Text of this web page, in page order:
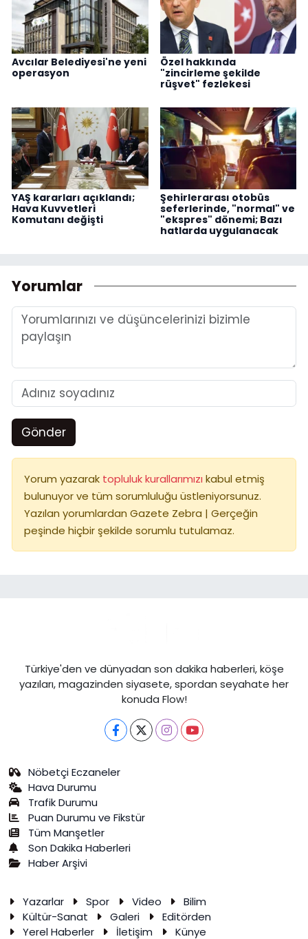
Avcılar Belediyesi'ne yeni
operasyon
Özel hakkında
"zincirleme şekilde
rüşvet" fezlekesi
YAŞ kararları açıklandı;
Hava Kuvvetleri
Komutanı değişti
Şehirlerarası otobüs
seferlerinde, "normal" ve
"ekspres" dönemi; Bazı
hatlarda uygulanacak
Yorumlar
Gönder
Yorum yazarak topluluk kurallarımızı kabul etmiş
bulunuyor ve tüm sorumluluğu üstleniyorsunuz.
Yazılan yorumlardan Gazete Zebra | Gerçeğin
peşinde hiçbir şekilde sorumlu tutulamaz.
Türkiye'den ve dünyadan son dakika haberleri, köşe
yazıları, magazinden siyasete, spordan seyahate her
konuda Flow!
Nöbetçi Eczaneler
Hava Durumu
Trafik Durumu
Puan Durumu ve Fikstür
Tüm Manşetler
Son Dakika Haberleri
Haber Arşivi
Yazarlar Spor Video
Bilim
Kültür-Sanat
Galeri
Editörden
Yerel Haberler
İletişim Künye